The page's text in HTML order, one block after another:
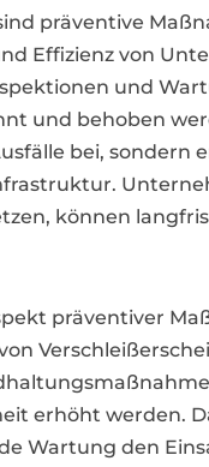
präventive
Effizienz von
und
und behoben
bei, sondern
können
präventiver
erhöht werden.
Wartung den